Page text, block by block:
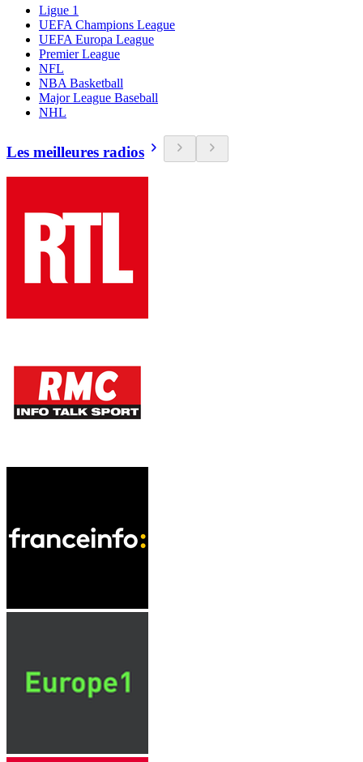
Ligue 1
UEFA Champions League
UEFA Europa League
Premier League
NFL
NBA Basketball
Major League Baseball
NHL
Les meilleures radios